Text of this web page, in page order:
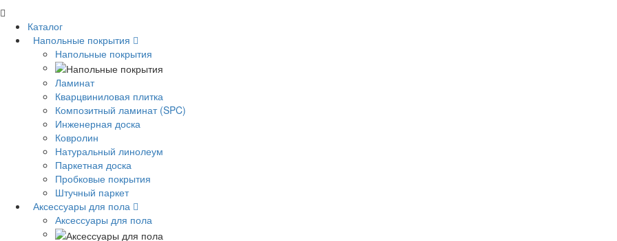
Каталог
Напольные покрытия
Напольные покрытия
Ламинат
Кварцвиниловая плитка
Композитный ламинат (SPC)
Инженерная доска
Ковролин
Натуральный линолеум
Паркетная доска
Пробковые покрытия
Штучный паркет
Аксессуары для пола
Аксессуары для пола